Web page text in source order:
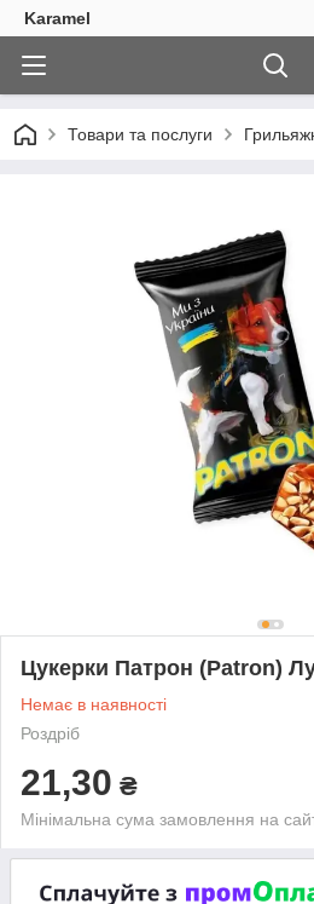
Karamel
Товари та послуги
Цукерки Патрон (Patron)
Немає в наявності
Роздріб
21,30 ₴
Мінімальна сума замовлення на